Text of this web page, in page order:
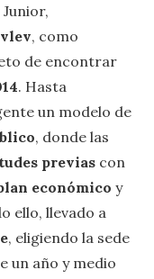
, como
de encontrar
. Hasta
un modelo de
, donde las
previas con
económico y
ello, llevado a
, eligiendo la sede
un año y medio